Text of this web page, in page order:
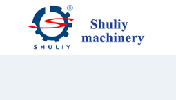
content